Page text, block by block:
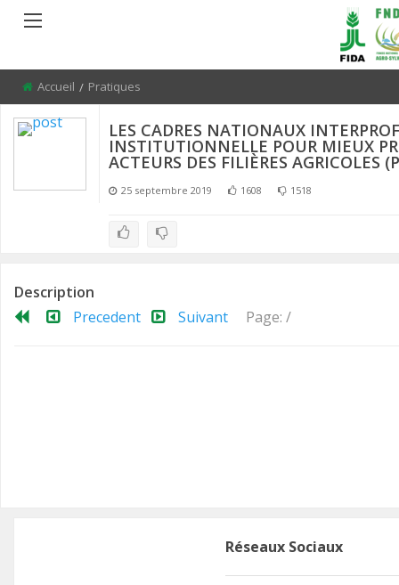
BACK
POURQUOI LE PROJET
LE PORTEUR DU PROJET
LA NATURE DU PROJET
POURQUOI LA PLATEFORME
Accueil Current:
Pratiques
LES CADRES NATIONAUX
INSTITUTIONNELLE POUR MIEUX
ACTEURS DES FILIÈRES AGRICOLES
25 septembre 2019 1608 1518
Description
Precedent
Suivant Page: /
Réseaux Sociaux